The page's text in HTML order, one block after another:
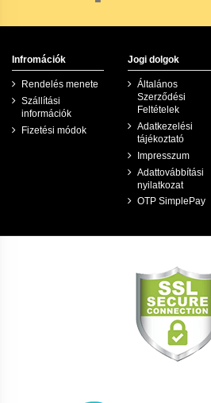
Infromációk
Rendelés menete
Szállítási
információk
Fizetési módok
Jogi dolgok
Általános
Szerződési
Feltételek
Adatkezelési
tájékoztató
Impresszum
Adattovábbítási
nyilatkozat
OTP SimplePay